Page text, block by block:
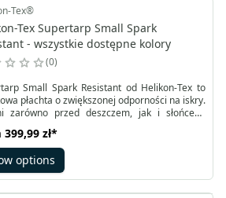
Tex®
Tex Supertarp Small Spark
- wszystkie dostępne kolory
0
Small Spark Resistant od Helikon-Tex to
płachta o zwiększonej odporności na iskry.
zarówno przed deszczem, jak i słońcem,
mocowania można ją rozstawić w różnych
dopasowanych do terenu i
potrzeb.
399,99 zł*
options